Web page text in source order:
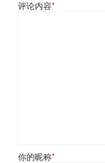
评论内容*
你的昵称*